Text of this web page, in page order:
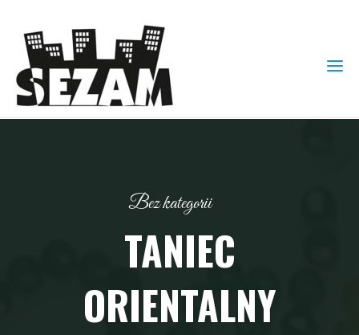
Bez kategorii
TANIEC
ORIENTALNY